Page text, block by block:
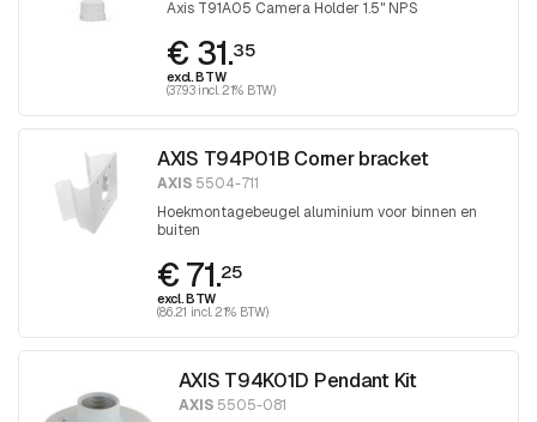
Axis T91A05 Camera Holder 1.5" NPS
€ 31.35
excl. BTW
(37.93 incl. 21% BTW)
AXIS T94P01B Corner bracket
AXIS 5504-711
Hoekmontagebeugel aluminium voor binnen en
buiten
€ 71.25
excl. BTW
(86.21 incl. 21% BTW)
AXIS T94K01D Pendant Kit
AXIS5505-081